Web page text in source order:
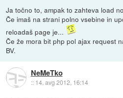
Ja točno to, ampak to zahteva load
Če imaš na strani polno vsebine in
reloadaš page je...
Če že mora bit php pol ajax request
BV.
NeMeTko
:: 14. avg 2012, 16:14